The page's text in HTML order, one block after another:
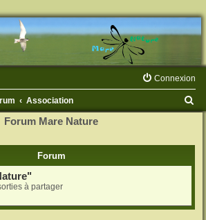
Connexion
Association
Forum Mare Nature
Forum
à partager